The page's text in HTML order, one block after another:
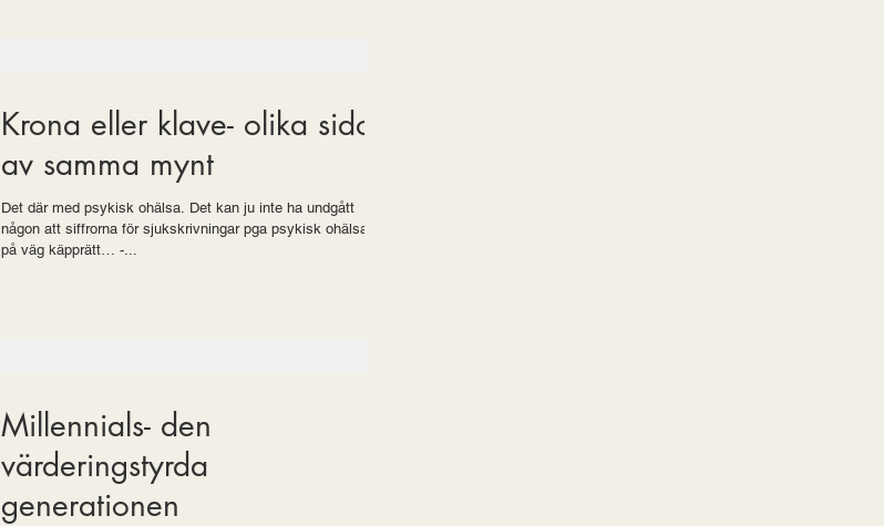
Krona eller klave- olika sidor
av samma mynt
Det där med psykisk ohälsa. Det kan ju inte ha undgått
någon att siffrorna för sjukskrivningar pga psykisk ohälsa är
på väg käpprätt… -...
Millennials- den
värderingstyrda
generationen